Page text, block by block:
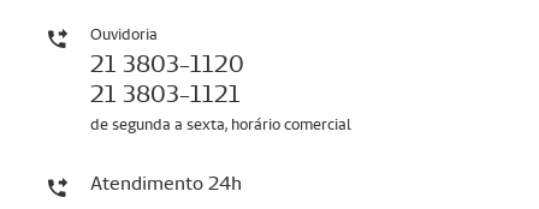
Ouvidoria
21 3803-1120
21 3803-1121
de segunda a sexta, horário comercial
Atendimento 24h